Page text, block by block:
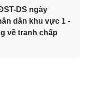
DS ngày
dân khu vực 1 -
về tranh chấp